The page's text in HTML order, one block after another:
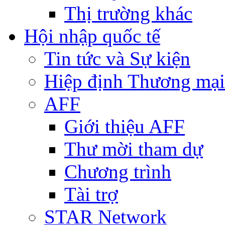
Thị trường khác
Hội nhập quốc tế
Tin tức và Sự kiện
Hiệp định Thương
AFF
Giới thiệu AFF
Thư mời tham dự
Chương trình
Tài trợ
STAR Network